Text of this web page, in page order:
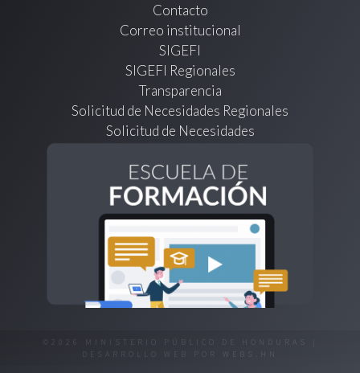
Contacto
Correo institucional
SIGEFI
SIGEFI Regionales
Transparencia
Solicitud de Necesidades Regionales
Solicitud de Necesidades
©2026 MINISTERIO PÚBLICO DE HONDURAS |
DESARROLLO WEB POR
WEBS.HN